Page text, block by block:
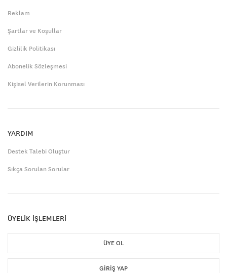
Reklam
Şartlar ve Koşullar
Gizlilik Politikası
Abonelik Sözleşmesi
Kişisel Verilerin Korunması
YARDIM
Destek Talebi Oluştur
Sıkça Sorulan Sorular
ÜYELİK İŞLEMLERİ
ÜYE OL
GIRIŞ YAP